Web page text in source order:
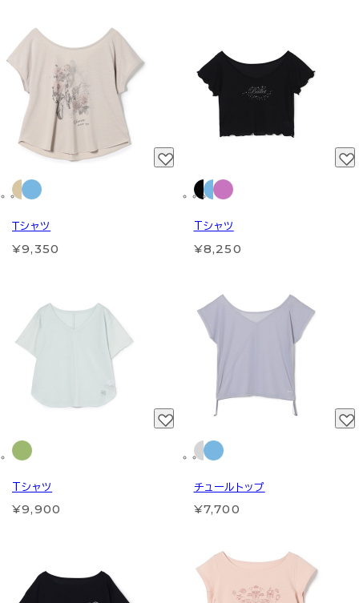
Ｔシャツ
¥9,350
Tシャツ
¥8,250
Tシャツ
¥9,900
チュールトップ
¥7,700